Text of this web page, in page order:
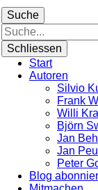
Suche
Suche
Schliessen
Start
Autoren
Silvio
Frank
Willi
Björn
Jan
Jan
Peter
Blog